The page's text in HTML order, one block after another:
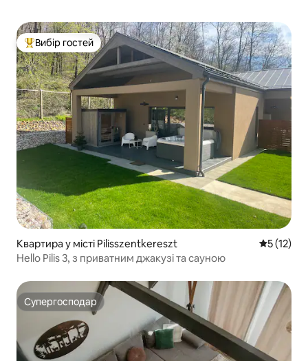
Топ вибір гостей
Вибір гостей
Квартира у місті Pilisszentkereszt Середня
5 (12)
Hello Pilis 3, з приватним джакузі та сауною
Супергосподар
Супергосподар